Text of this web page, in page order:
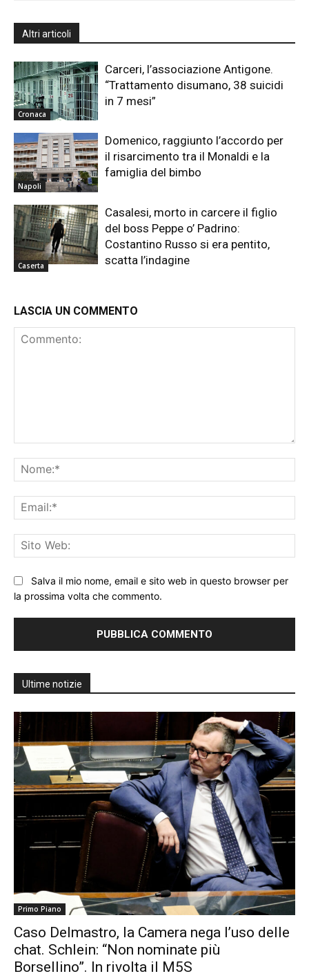
Altri articoli
Cronaca
Carceri, l’associazione Antigone.
“Trattamento disumano, 38 suicidi
in 7 mesi”
Napoli
Domenico, raggiunto l’accordo per
il risarcimento tra il Monaldi e la
famiglia del bimbo
Caserta
Casalesi, morto in carcere il figlio
del boss Peppe o’ Padrino:
Costantino Russo si era pentito,
scatta l’indagine
LASCIA UN COMMENTO
Salva il mio nome, email e sito web in questo browser per
la prossima volta che commento.
Ultime notizie
Primo Piano
Caso Delmastro, la Camera nega l’uso delle
chat. Schlein: “Non nominate più
Borsellino”. In rivolta il M5S